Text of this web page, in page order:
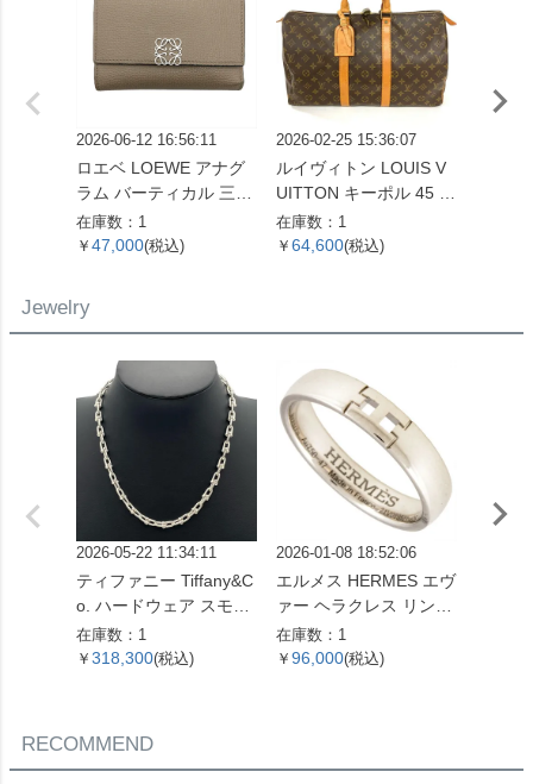
2026-06-12 16:56:11
ロエベ LOEWE アナグ
ラム バーティカル 三つ
折り財布 ベージュ シル
バー金具【中古】
在庫数：1
￥ 47,000(税込)
2026-02-25 15:36:07
ルイヴィトン LOUIS V
UITTON キーポル 45 ボ
ストンバッグ モノグラ
ム キャンバス M41428
在庫数：1
￥ 64,600(税込)
Jewelry
2026-05-22 11:34:11
ティファニー Tiffany&C
o. ハードウェア スモー
ルリンク ネックレス 60
153093 SV925 42.4g シ
在庫数：1
￥ 318,300(税込)
2026-01-08 18:52:06
エルメス HERMES エヴ
ァー ヘラクレス リング
指輪 #47 K18WG 3.2g
ホワイトゴールド レデ
在庫数：1
￥ 96,000(税込)
RECOMMEND